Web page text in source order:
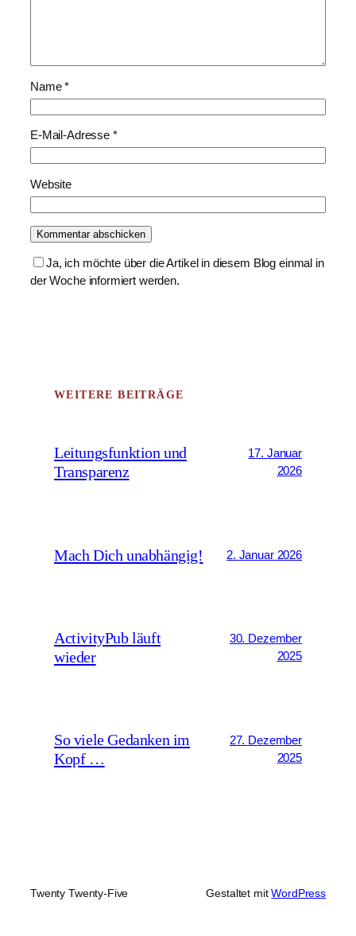
Name*
E-Mail-Adresse *
Website
Ja, ich möchte über die Artikel in diesem Blog einmal in
der Woche informiert werden.
WEITERE BEITRÄGE
Leitungsfunktion und
Transparenz
17. Januar
2026
Mach Dich unabhängig! 2. Januar 2026
ActivityPub läuft
wieder
30. Dezember
2025
So viele Gedanken im
Kopf …
27. Dezember
2025
Twenty Twenty-Five Gestaltet mitWordPress